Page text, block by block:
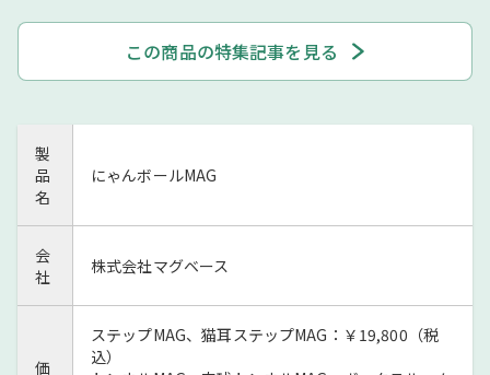
この商品の特集記事を見る
製
品
名
にゃんボールMAG
会
社
株式会社マグベース
価
ステップMAG、猫耳ステップMAG：￥19,800（税
込）